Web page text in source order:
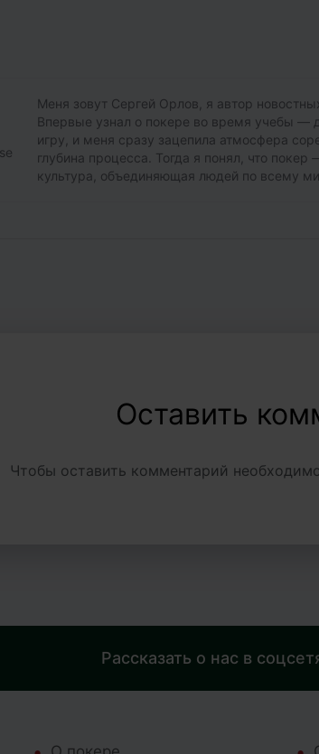
Меня зовут Сергей Орлов, я автор
Впервые узнал о покере во время учебы —
игру, и меня сразу зацепила атмосфера
глубина процесса. Тогда я понял, что
культура, объединяющая людей по всему
Оставить
Чтобы оставить комментарий
Рассказать о нас в